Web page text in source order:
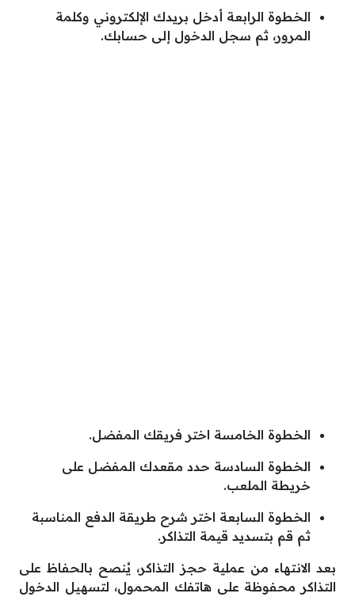
الخطوة الرابعة أدخل بريدك الإلكتروني وكلمة
المرور، ثم سجل الدخول إلى حسابك.
الخطوة الخامسة اختر فريقك المفضل.
الخطوة السادسة حدد مقعدك المفضل على
خريطة الملعب.
الخطوة السابعة اختر شرح طريقة الدفع المناسبة
ثم قم بتسديد قيمة التذاكر.
بعد الانتهاء من عملية حجز التذاكر، يُنصح بالحفاظ على
التذاكر محفوظة على هاتفك المحمول، لتسهيل الدخول